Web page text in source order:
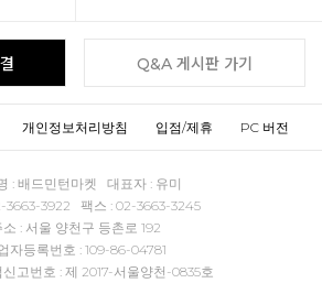
Q&A 게시판 가기
개인정보처리방침 입점/제휴 PC 버전
: 배드민턴마켓 대표자 : 유미
3663-3922 팩스 : 02-3663-3245
소 : 서울 양천구 등촌로 192
자등록번호 : 109-86-04781
고번호 : 제 2017-서울양천-0835호